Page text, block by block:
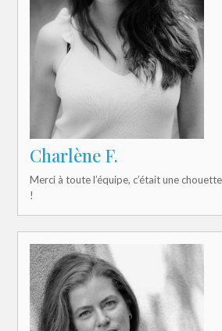
Charlène F.
Merci à toute l’équipe, c’était une
!